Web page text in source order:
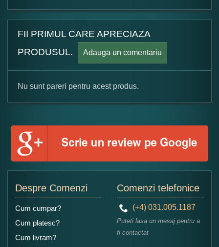
FII PRIMUL CARE APRECIAZA
PRODUSUL.
Adauga un comentariu
Formular pareri client
Numele dumneavoastra:
Nu sunt pareri pentru acest produs.
Despre Comenzi
Cum cumpar?
Cum platesc?
Cum livram?
Comenzi telefonice
(+4) 031.005.1187
Puteti lasa un mesaj pentru a
fi contactat